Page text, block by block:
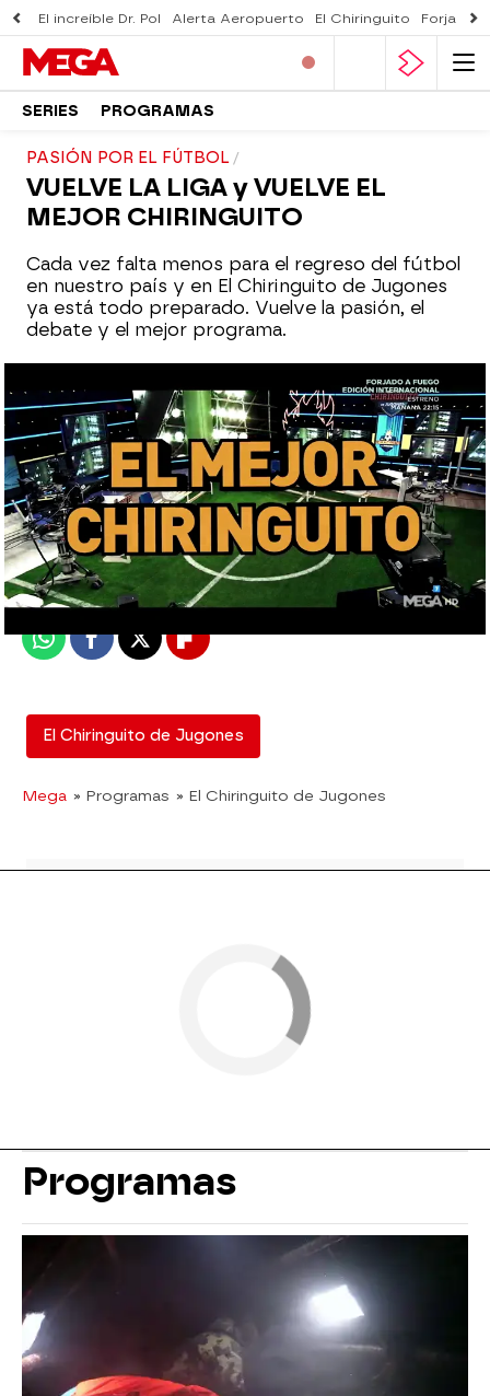
El increíble Dr. Pol Alerta Aeropuerto El Chiringuito Forjado
SERIES PROGRAMAS
PASIÓN POR EL FÚTBOL
VUELVE LA LIGA y VUELVE EL
MEJOR CHIRINGUITO
Cada vez falta menos para el regreso del fútbol
en nuestro país y en El Chiringuito de Jugones
ya está todo preparado. Vuelve la pasión, el
debate y el mejor programa.
El Chiringuito
Madrid
Publicado: 09 de junio de 2020, 03:03
WhatsappFacebook
X Flipboard
El Chiringuito de Jugones
Mega » Programas » El Chiringuito de Jugones
Programas